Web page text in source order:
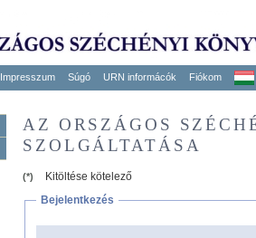
Impresszum Súgó URN informácók Fiókom
AZ ORSZÁGOS
SZOLGÁLTATÁSA
(*)
Kitöltése kötelező
Bejelentkezés